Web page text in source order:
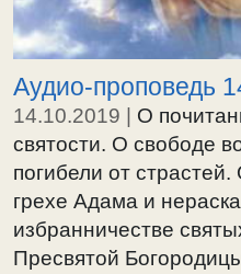
Аудио-проповедь
14.10.2019
О
святости. О свободе
погибели от
грехе Адама и
избранничестве
Пресвятой